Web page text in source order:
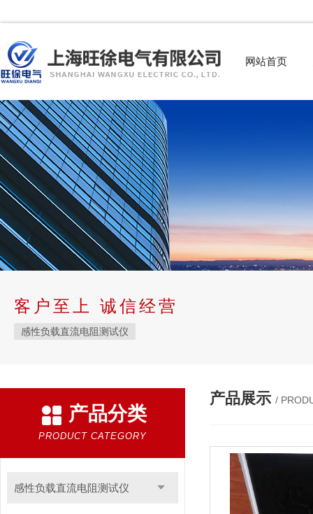
网站首页
客户至上 诚信经营
感性负载直流电阻测试仪
产品分类
PRODUCT CATEGORY
感性负载直流电阻测试仪
产品展示 /